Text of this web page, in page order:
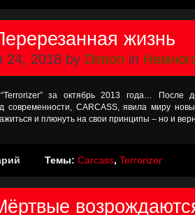
жизнь
24, 2018 by Dimon in
за октябрь 2013 года… После
современности, CARCASS, явила миру
и плюнуть на свои принципы – но и
Темы: Carcass, Terrorizer